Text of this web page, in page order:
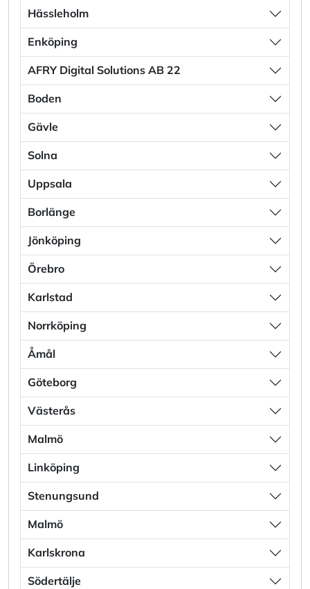
Hässleholm
Enköping
AFRY Digital Solutions AB 22
Boden
Gävle
Solna
Uppsala
Borlänge
Jönköping
Örebro
Karlstad
Norrköping
Åmål
Göteborg
Västerås
Malmö
Linköping
Stenungsund
Malmö
Karlskrona
Södertälje